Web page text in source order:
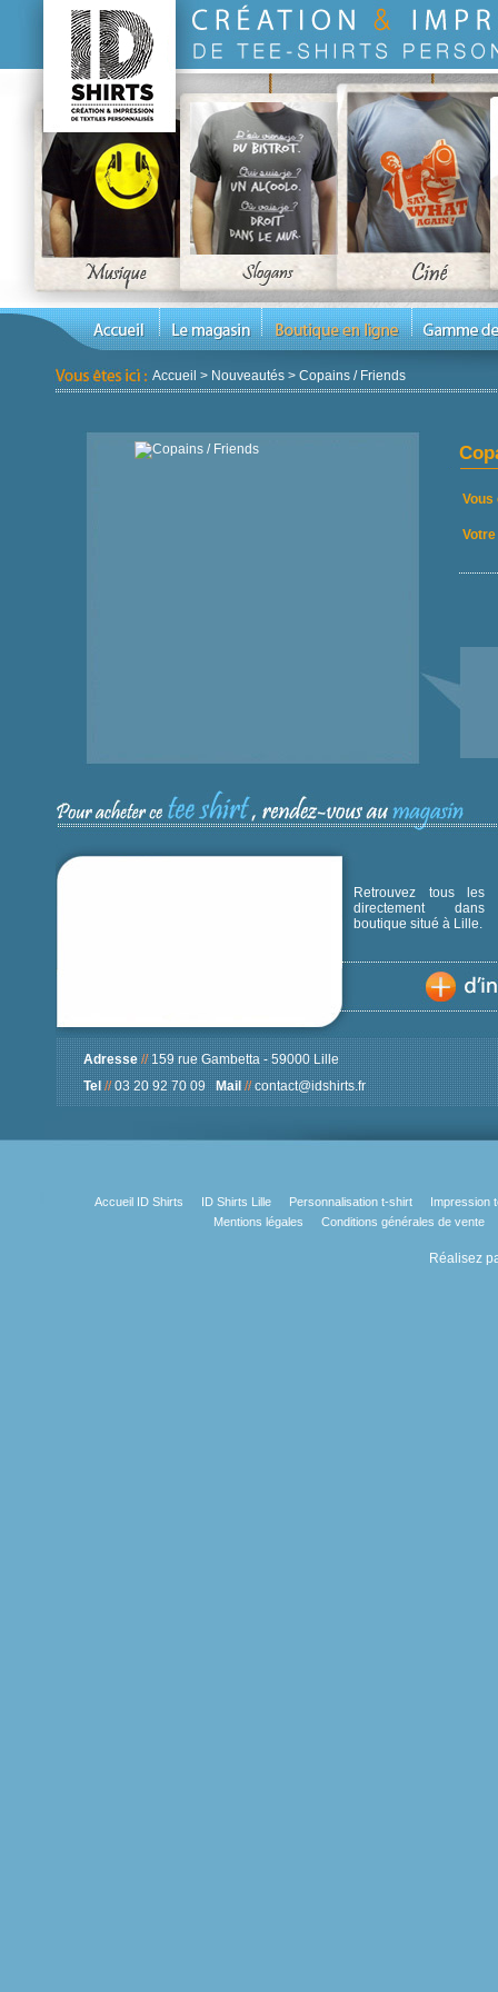
Accueil > Nouveautés > Copains / Friends
Retrouvez tous les
directement
boutique situé à Lille.
Adresse//159 rue Gambetta - 59000 Lille
Tel//03 20 92 70 09Mail// contact@idshirts.fr
Accueil ID Shirts ID Shirts Lille Personnalisation t-shirt
Impression
Mentions légales
Conditions générales de vente
Réalisez